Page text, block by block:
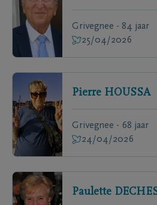
Grivegnee - 84 jaar
25/04/2026
Pierre HOUSSA
Grivegnee - 68 jaar
24/04/2026
Paulette